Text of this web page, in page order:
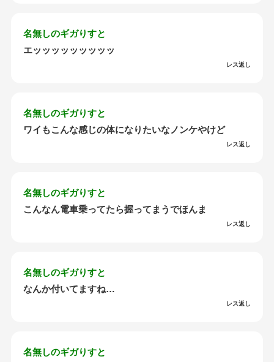
名無しのギガりすと
エッッッッッッッッッ
レス返し
名無しのギガりすと
ワイもこんな感じの体になりたいなノンケやけど
レス返し
名無しのギガりすと
こんなん電車乗ってたら握ってまうでほんま
レス返し
名無しのギガりすと
なんか付いてますね…
レス返し
名無しのギガりすと